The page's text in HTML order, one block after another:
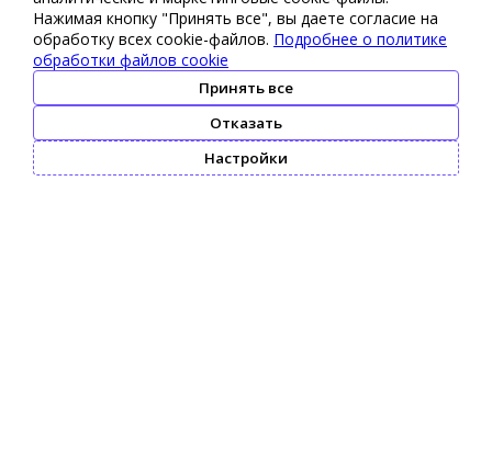
Нажимая кнопку "Принять все", вы даете согласие на
обработку всех cookie-файлов. Подробнее о политике
обработки файлов cookie
Принять все
Отказать
Настройки